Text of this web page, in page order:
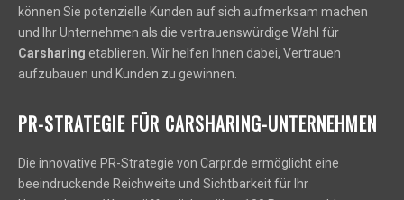
können Sie potenzielle Kunden auf sich aufmerksam machen
und Ihr Unternehmen als die vertrauenswürdige Wahl für
Carsharing etablieren. Wir helfen Ihnen dabei, Vertrauen
aufzubauen und Kunden zu gewinnen.
PR-STRATEGIE FÜR CARSHARING-UNTERNEHMEN
Die innovative PR-Strategie von Carpr.de ermöglicht eine
beeindruckende Reichweite und Sichtbarkeit für Ihr